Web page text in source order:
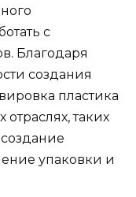
с
Благодаря
создания
пластика
таких
упаковки и